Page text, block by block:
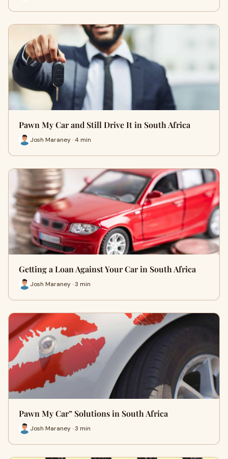
Pawn My Car and Still Drive It in South Africa
Josh Maraney · 4 min
Getting a Loan Against Your Car in South Africa
Josh Maraney · 3 min
Pawn My Car” Solutions in South Africa
Josh Maraney · 3 min